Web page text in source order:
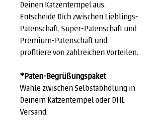
Deinen Katzentempel aus.
Entscheide Dich zwischen Lieblings-
Patenschaft, Super-Patenschaft und
Premium-Patenschaft und
profitiere von zahlreichen Vorteilen.
*Paten-Begrüßungspaket
Wähle zwischen Selbstabholung in
Deinem Katzentempel oder DHL-
Versand.